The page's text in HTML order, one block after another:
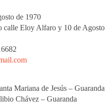
de 1970
calle Eloy Alfaro y 10 de Agosto
Mariana de Jesús – Guaranda
Chávez – Guaranda